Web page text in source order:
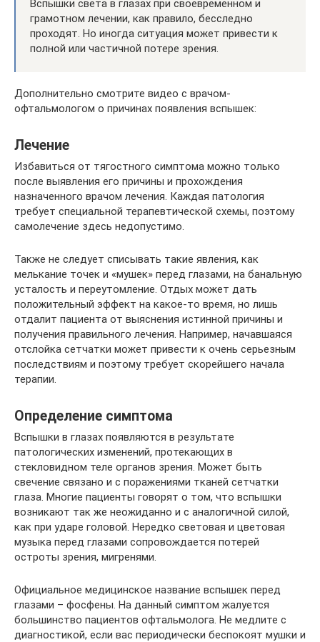
Вспышки света в глазах при своевременном и
грамотном лечении, как правило, бесследно
проходят. Но иногда ситуация может привести к
полной или частичной потере зрения.
Дополнительно смотрите видео с врачом-
офтальмологом о причинах появления вспышек:
Лечение
Избавиться от тягостного симптома можно только
после выявления его причины и прохождения
назначенного врачом лечения. Каждая патология
требует специальной терапевтической схемы, поэтому
самолечение здесь недопустимо.
Также не следует списывать такие явления, как
мелькание точек и «мушек» перед глазами, на банальную
усталость и переутомление. Отдых может дать
положительный эффект на какое-то время, но лишь
отдалит пациента от выяснения истинной причины и
получения правильного лечения. Например, начавшаяся
отслойка сетчатки может привести к очень серьезным
последствиям и поэтому требует скорейшего начала
терапии.
Определение симптома
Вспышки в глазах появляются в результате
патологических изменений, протекающих в
стекловидном теле органов зрения. Может быть
свечение связано и с поражениями тканей сетчатки
глаза. Многие пациенты говорят о том, что вспышки
возникают так же неожиданно и с аналогичной силой,
как при ударе головой. Нередко световая и цветовая
музыка перед глазами сопровождается потерей
остроты зрения, мигренями.
Официальное медицинское название вспышек перед
глазами – фосфены. На данный симптом жалуется
большинство пациентов офтальмолога. Не медлите с
диагностикой, если вас периодически беспокоят мушки и